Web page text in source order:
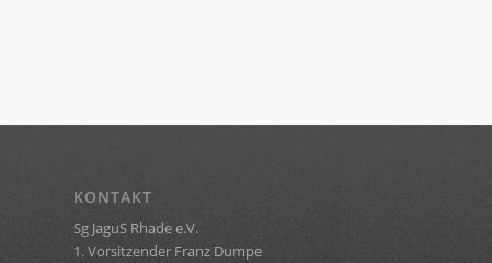
KONTAKT
Sg JaguS Rhade e.V.
1. Vorsitzender Franz Dumpe